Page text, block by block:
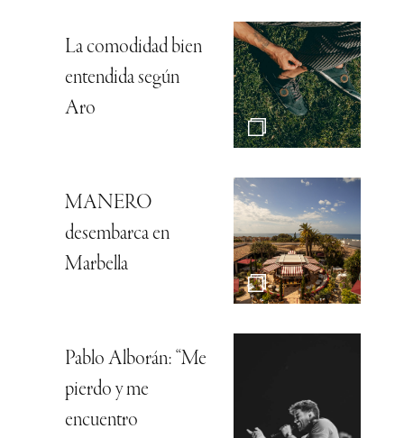
La comodidad bien
entendida según
Aro
MANERO
desembarca en
Marbella
Pablo Alborán: “Me
pierdo y me
encuentro